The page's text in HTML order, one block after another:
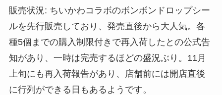
販売状況: ちいかわコラボのボンボンドロップシー
ルを先行販売しており、発売直後から大人気。各
種5個までの購入制限付きで再入荷したとの公式告
知があり、一時は完売するほどの盛況ぶり。11月
上旬にも再入荷報告があり、店舗前には開店直後
に行列ができる日もあるようです。